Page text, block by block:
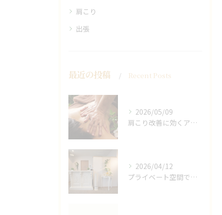
肩こり
出張
最近の投稿 Recent Posts
2026/05/09
肩こり改善に効くアロマリンパの手技と効果
2026/04/12
プライベート空間で極上アロマリンパケアの効果